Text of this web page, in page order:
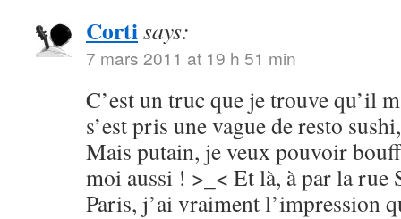
Cortisays:
7 mars 2011 at 19 h 51 min
C’est un truc que je trouve qu’il
s’est pris une vague de resto
Mais putain, je veux pouvoir
moi aussi ! >_< Et là, à par la rue
Paris, j’ai vraiment l’impression